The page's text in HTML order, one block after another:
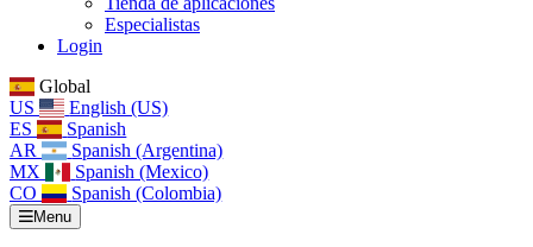
Especialistas
Login
Global
US
English (US)
ES
Spanish
AR
Spanish (Argentina)
MX
Spanish (Mexico)
CO
Spanish (Colombia)
Menu